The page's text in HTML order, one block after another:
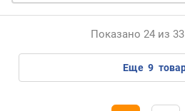
п
и
и
Показано 24 из
еще 9